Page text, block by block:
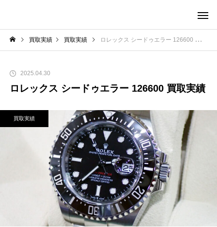
買取実績 買取実績 ロレックス シードゥエラー 126600 買取実績
2025.04.30
ロレックス シードゥエラー 126600 買取実績
買取実績